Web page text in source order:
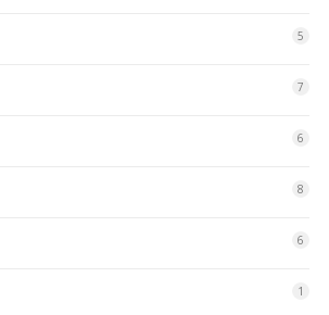
5
7
6
8
6
1